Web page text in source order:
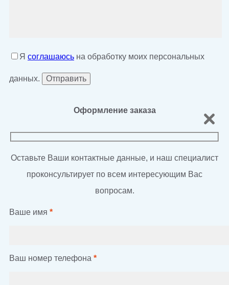
Я соглашаюсь на обработку моих персональных
данных.
Оформление заказа
Оставьте Ваши контактные данные, и наш специалист
проконсультирует по всем интересующим Вас
вопросам.
Ваше имя *
Ваш номер телефона *